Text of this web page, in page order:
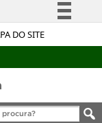
DO SITE
à informação